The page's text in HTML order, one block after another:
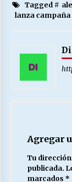
Tagged #
lanza
Agregar
Tu
publicada.
marcados *